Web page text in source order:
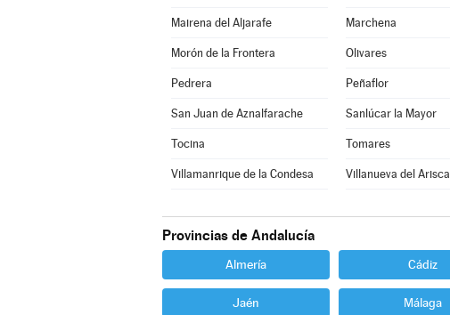
Mairena del Aljarafe Marchena
Morón de la Frontera Olivares
Pedrera Peñaflor
San Juan de Aznalfarache Sanlúcar la Mayor
Tocina Tomares
Villamanrique de la Condesa Villanueva del Ariscal
Provincias de Andalucía
Almería Cádiz
Jaén Málaga